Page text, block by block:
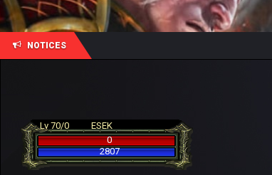
NOTICES
Lv 70/0
ESEK
0
2807